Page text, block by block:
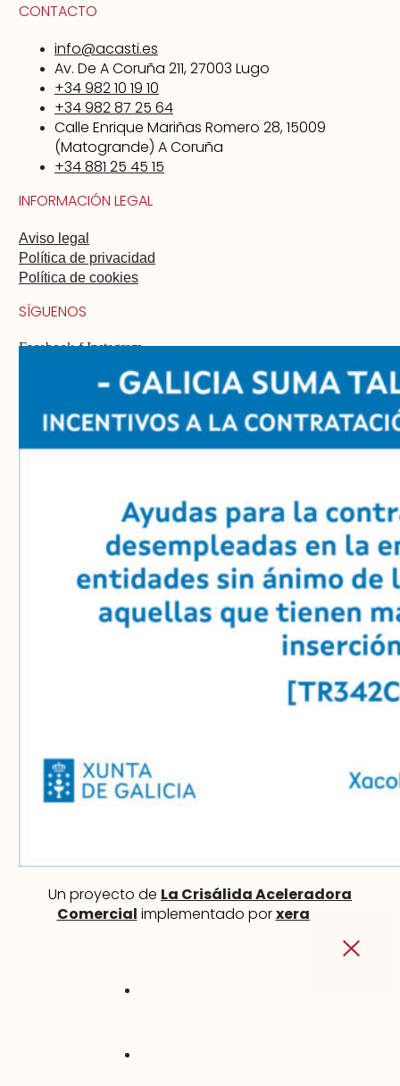
CONTACTO
info@acasti.es
Av. De A Coruña 211, 27003 Lugo
+34 982 10 19 10
+34 982 87 25 64
Calle Enrique Mariñas Romero 28, 15009
(Matogrande) A Coruña
+34 881 25 45 15
INFORMACIÓN LEGAL
Aviso legal
Política de privacidad
Política de cookies
SÍGUENOS
Facebook-f Instagram
Un proyecto de La Crisálida Aceleradora
Comercial implementado porxeral.net